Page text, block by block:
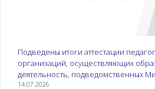
Подведены итоги аттестации
организаций, осуществляющих
деятельность, подведомственных
14.07.2026